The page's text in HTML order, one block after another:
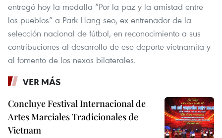
entregó hoy la medalla “Por la paz y la amistad entre
los pueblos” a Park Hang-seo, ex entrenador de la
selección nacional de fútbol, en reconocimiento a sus
contribuciones al desarrollo de ese deporte vietnamita y
al fomento de los nexos bilaterales.
VER MÁS
Concluye Festival Internacional de
Artes Marciales Tradicionales de
Vietnam